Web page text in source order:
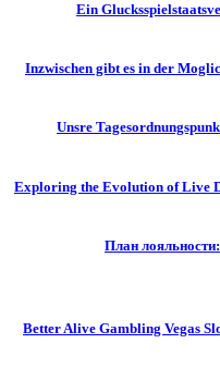
Ein
Inzwischen gibt es in der
Unsre
Exploring the Evolution of Live
План
Better Alive Gambling Vegas